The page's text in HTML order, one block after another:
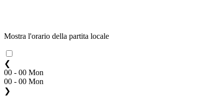
Mostra l'orario della partita locale
❮
00 - 00 Mon
00 - 00 Mon
❯